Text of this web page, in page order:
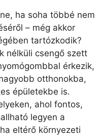
ha soha többé nem
– még akkor
tartózkodik?
nélküli csengő szett
érkezik,
otthonokba,
épületekbe is.
ahol fontos,
legyen a
eltérő környezeti